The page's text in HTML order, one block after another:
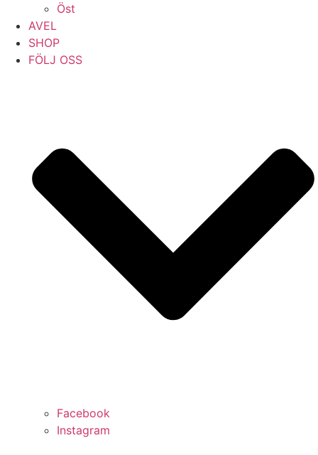
Öst
AVEL
SHOP
FÖLJ OSS
Facebook
Instagram